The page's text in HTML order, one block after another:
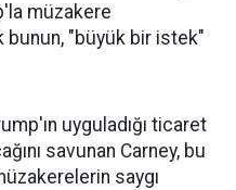
müzakere
"büyük bir istek"
uyguladığı ticaret
savunan Carney, bu
saygı